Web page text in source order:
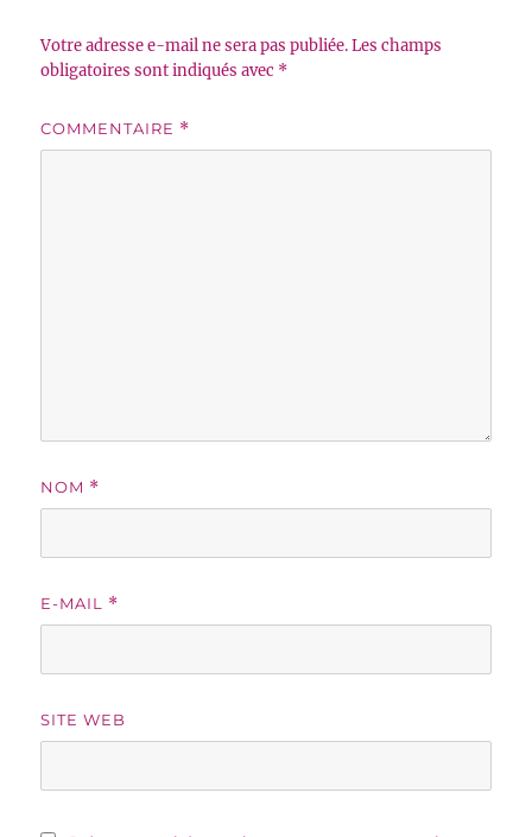
Votre adresse e-mail ne sera pas publiée. Les champs
obligatoires sont indiqués avec *
COMMENTAIRE *
NOM *
E-MAIL *
SITE WEB